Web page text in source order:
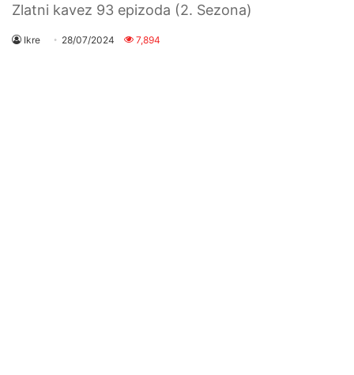
Zlatni kavez 93 epizoda (2. Sezona)
Ikre 28/07/2024 7,894